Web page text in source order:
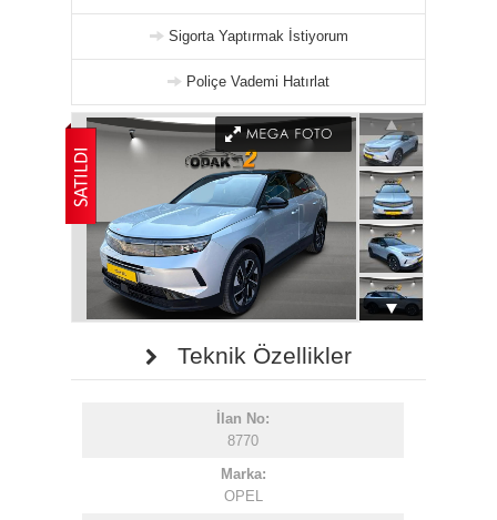
Sigorta Yaptırmak İstiyorum
Poliçe Vademi Hatırlat
Teknik Özellikler
İlan No:
8770
Marka:
OPEL